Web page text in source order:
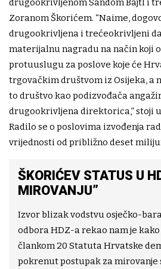
Zoranom Škorićem. “Naime,
drugookrivljena i trećeokrivljeni
materijalnu nagradu na način koji
protuuslugu za poslove koje će
trgovačkim društvom iz Osijeka, a
to društvo kao podizvođača
drugookrivljena direktorica,” stoji u
Radilo se o poslovima izvođenja
vrijednosti od približno deset
ŠKORIĆEV STATUS U
MIROVANJU”
Izvor blizak vodstvu osječko-
odbora HDZ-a rekao nam je kako
člankom 20 Statuta Hrvatske
pokrenut postupak za mirovanje